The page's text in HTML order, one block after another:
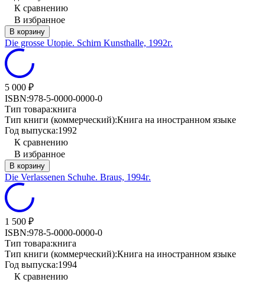
К сравнению
В избранное
В корзину
Die grosse Utopie. Schirn Kunsthalle, 1992г.
5 000 ₽
ISBN:978-5-0000-0000-0
Тип товара:книга
Тип книги (коммерческий):Книга на иностранном языке
Год выпуска:1992
К сравнению
В избранное
В корзину
Die Verlassenen Schuhe. Braus, 1994г.
1 500 ₽
ISBN:978-5-0000-0000-0
Тип товара:книга
Тип книги (коммерческий):Книга на иностранном языке
Год выпуска:1994
К сравнению